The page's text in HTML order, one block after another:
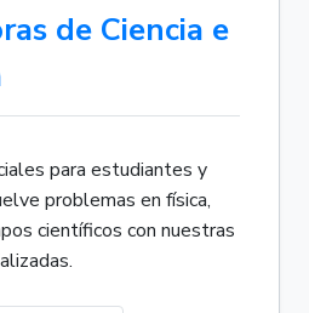
de Ciencia e
para estudiantes y
problemas en física,
científicos con nuestras